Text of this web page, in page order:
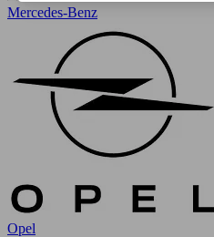
Mercedes-Benz
Opel